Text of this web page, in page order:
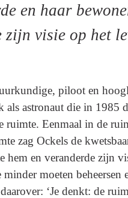
en haar
zijn visie op het
piloot en
als astronaut die in
ruimte. Eenmaal in de
zag Ockels de
hem en veranderde zijn
minder moeten beheersen
‘Je denkt: de